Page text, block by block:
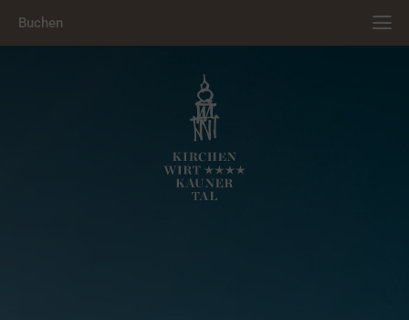
Buchen